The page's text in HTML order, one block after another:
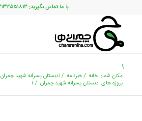
با ما تماس بگیرید: ۰۲۱۳۳۵۵۱۸۱۳
۱
مکان شما: خانه /خبرنامه / ادبستان پسرانه شهید چمران
پروژه های ادبستان پسرانه شهید چمران / ۱